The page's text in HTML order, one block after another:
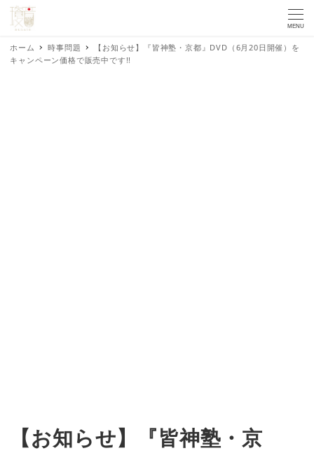
MENU
ホーム 時事問題
【お知らせ】『皆神塾・京都』DVD（6月20日開催）を
キャンペーン価格で販売中です!!
【お知らせ】『皆神塾・京